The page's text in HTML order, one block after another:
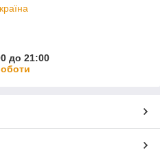
до 21:00